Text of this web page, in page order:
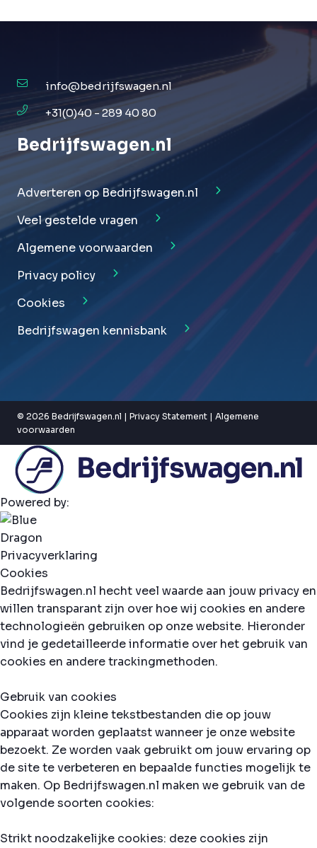
info@bedrijfswagen.nl
+31(0)40 - 289 40 80
Bedrijfswagen.nl
Adverteren op Bedrijfswagen.nl
Veel gestelde vragen
Algemene voorwaarden
Privacy policy
Cookies
Bedrijfswagen kennisbank
© 2026 Bedrijfswagen.nl | Privacy Statement | Algemene
voorwaarden
Powered by:
Privacyverklaring
Cookies
Bedrijfswagen.nl hecht veel waarde aan jouw privacy en
willen transparant zijn over hoe wij cookies en andere
technologieën gebruiken op onze website. Hieronder
vind je gedetailleerde informatie over het gebruik van
cookies en andere trackingmethoden.
Gebruik van cookies
Cookies zijn kleine tekstbestanden die op jouw
apparaat worden geplaatst wanneer je onze website
bezoekt. Ze worden vaak gebruikt om jouw ervaring op
de site te verbeteren en bepaalde functies mogelijk te
maken. Op Bedrijfswagen.nl maken we gebruik van de
volgende soorten cookies:
Strikt noodzakelijke cookies: deze cookies zijn